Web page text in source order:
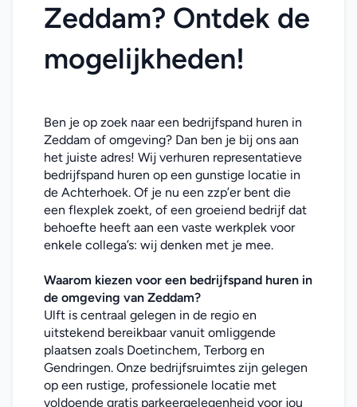
Zeddam? Ontdek de
mogelijkheden!
Ben je op zoek naar een bedrijfspand huren in
Zeddam of omgeving? Dan ben je bij ons aan
het juiste adres! Wij verhuren representatieve
bedrijfspand huren op een gunstige locatie in
de Achterhoek. Of je nu een zzp’er bent die
een flexplek zoekt, of een groeiend bedrijf dat
behoefte heeft aan een vaste werkplek voor
enkele collega’s: wij denken met je mee.
Waarom kiezen voor een bedrijfspand huren in
de omgeving van Zeddam?
Ulft is centraal gelegen in de regio en
uitstekend bereikbaar vanuit omliggende
plaatsen zoals Doetinchem, Terborg en
Gendringen. Onze bedrijfsruimtes zijn gelegen
op een rustige, professionele locatie met
voldoende gratis parkeergelegenheid voor jou